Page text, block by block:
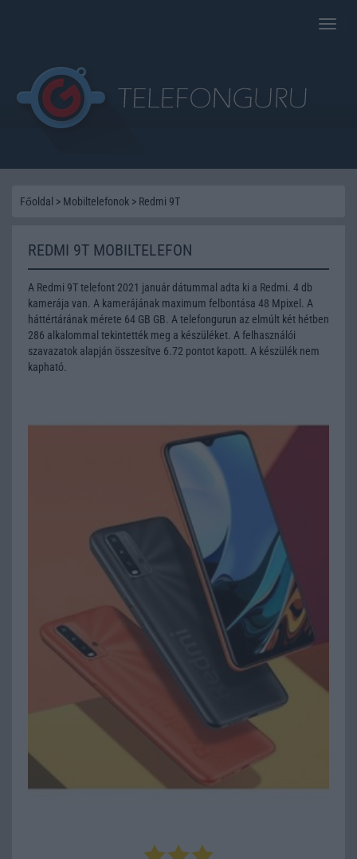
Toggle
Főoldal > Mobiltelefonok > Redmi 9T
REDMI 9T MOBILTELEFON
A Redmi 9T telefont 2021 január dátummal adta ki a Redmi. 4 db
kamerája van. A kamerájának maximum felbontása 48 Mpixel. A
háttértárának mérete 64 GB GB. A telefongurun az elmúlt két hétben
286 alkalommal tekintették meg a készüléket. A felhasználói
szavazatok alapján összesítve 6.72 pontot kapott. A készülék nem
kapható.